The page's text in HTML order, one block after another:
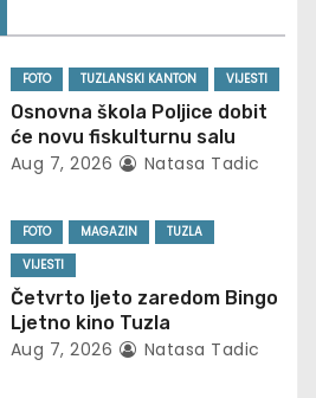
FOTO TUZLANSKI KANTON VIJESTI
Osnovna škola Poljice dobit
će novu fiskulturnu salu
Aug 7, 2026 Natasa Tadic
FOTO MAGAZIN
TUZLA
VIJESTI
Četvrto ljeto zaredom Bingo
Ljetno kino Tuzla
Aug 7, 2026 Natasa Tadic